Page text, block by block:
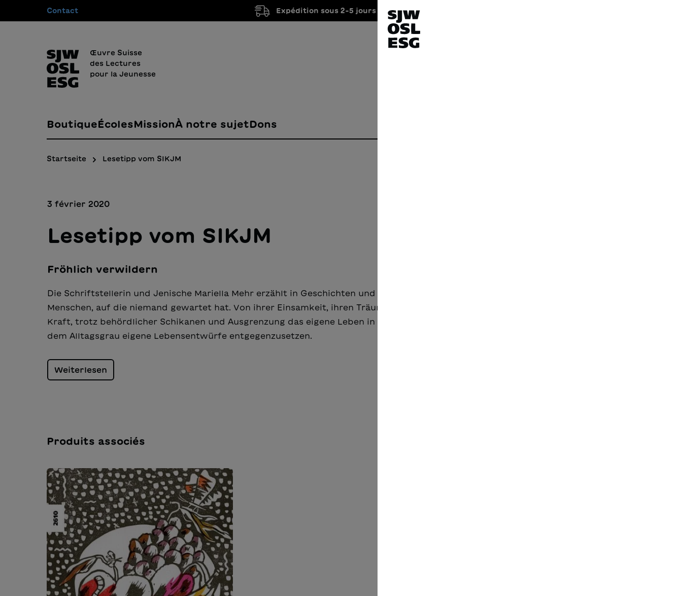
Passer à la navigation principale
Contact Expédition sous 2-5 jours ouvrés
Œuvre Suisse
des Lectures
pour la Jeunesse
BoutiqueÉcolesMissionÀ notre sujetDons
Startseite Lesetipp vom SIKJM
3 février 2020
Lesetipp vom SIKJM
Fröhlich verwildern
Die Schriftstellerin und Jenische Mariella Mehr erzählt in Geschichten und Gedichten von
Menschen, auf die niemand gewartet hat. Von ihrer Einsamkeit, ihren Träumen, aber auch ihrer
Kraft, trotz behördlicher Schikanen und Ausgrenzung das eigene Leben in die Hand zu nehmen und
dem Alltagsgrau eigene Lebensentwürfe entgegenzusetzen.
Weiterlesen
Ignorer la galerie de produits
Produits associés